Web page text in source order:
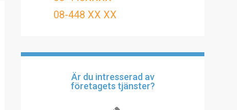
08-448 XX XX
Är du intresserad av
företagets tjänster?